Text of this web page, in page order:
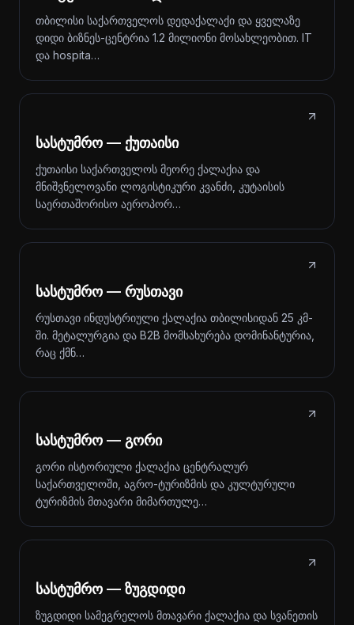
თბილისი საქართველოს დედაქალაქი და ყველაზე
დიდი ბიზნეს-ცენტრია 1.2 მილიონი მოსახლეობით. IT
და hospita…
სასტუმრო — ქუთაისი
ქუთაისი საქართველოს მეორე ქალაქია და
მნიშვნელოვანი ლოგისტიკური კვანძი, კუტაისის
საერთაშორისო აეროპორ…
სასტუმრო — რუსთავი
რუსთავი ინდუსტრიული ქალაქია თბილისიდან 25 კმ-
ში. მეტალურგია და B2B მომსახურება დომინანტურია,
რაც ქმნ…
სასტუმრო — გორი
გორი ისტორიული ქალაქია ცენტრალურ
საქართველოში, აგრო-ტურიზმის და კულტურული
ტურიზმის მთავარი მიმართულე…
სასტუმრო — ზუგდიდი
ზუგდიდი სამეგრელოს მთავარი ქალაქია და სვანეთის